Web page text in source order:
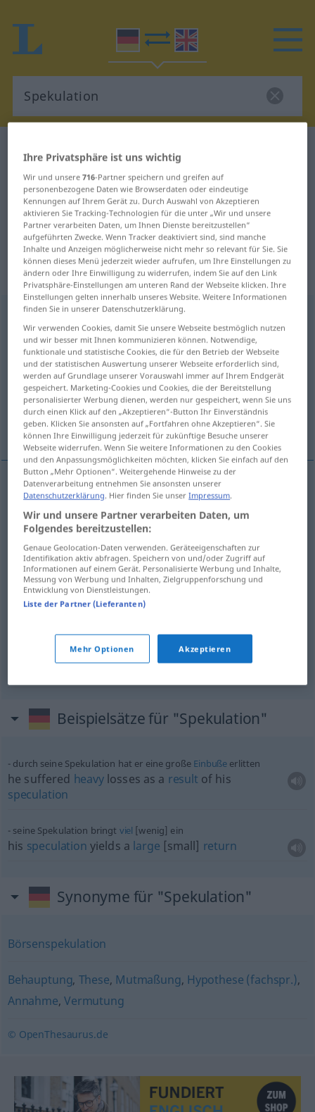
Deutsch-Englisch Übersetzung für
"Spekulation"
"Spekulation" Englisch Übersetzung
„Spekulation“: Femininum
Spekulation [ʃpekulaˈtsɪ̆oːn]f <Spekulation
Übersicht aller Übersetzungen
(Für mehr Details die Übersetzung anklicken/antippen)
speculation speculation
speculation
speculation SpekulationMutmaßung
speculation Spekulation WIRTSCH besonders an
der Börse
speculation Spekulation PHIL
Beispielsätze für "Spekulation"
durch seine Spekulation hat er eine große Einbuße erlitten
he suffered heavylosses as a result of his
speculation
seine Spekulation bringt viel [wenig] ein
his speculation yields a large [small] return
Synonyme für "Spekulation"
Börsenspekulation
Behauptung, These, Mutmaßung, Hypothese (fachspr.),
Annahme,Vermutung
© OpenThesaurus.de
Ihre Privatsphäre ist uns wichtig
Wir und unsere716-Partner speichern und greifen auf
personenbezogene Daten wie Browserdaten oder eindeutige
Kennungen auf Ihrem Gerät zu. Durch Auswahl von Akzeptieren
aktivieren Sie Tracking-Technologien für die unter „Wir und unsere
Partner verarbeiten Daten, um Ihnen Dienste bereitzustellen“
aufgeführten Zwecke. Wenn Tracker deaktiviert sind, sind manche
Inhalte und Anzeigen möglicherweise nicht mehr so relevant für Sie. Sie
können dieses Menü jederzeit wieder aufrufen, um Ihre Einstellungen zu
ändern oder Ihre Einwilligung zu widerrufen, indem Sie auf den Link
Privatsphäre-Einstellungen am unteren Rand der Webseite klicken. Ihre
Einstellungen gelten innerhalb unseres Website. Weitere Informationen
finden Sie in unserer Datenschutzerklärung.
Wir verwenden Cookies, damit Sie unsere Webseite bestmöglich nutzen
und wir besser mit Ihnen kommunizieren können. Notwendige,
funktionale und statistische Cookies, die für den Betrieb der Webseite
und der statistischen Auswertung unserer Webseite erforderlich sind,
werden auf Grundlage unserer Vorauswahl immer auf Ihrem Endgerät
gespeichert. Marketing-Cookies und Cookies, die der Bereitstellung
personalisierter Werbung dienen, werden nur gespeichert, wenn Sie uns
durch einen Klick auf den „Akzeptieren“-Button Ihr Einverständnis
geben. Klicken Sie ansonsten auf „Fortfahren ohne Akzeptieren“. Sie
können Ihre Einwilligung jederzeit für zukünftige Besuche unserer
Webseite widerrufen. Wenn Sie weitere Informationen zu den Cookies
und den Anpassungsmöglichkeiten möchten, klicken Sie einfach auf den
Button „Mehr Optionen“. Weitergehende Hinweise zu der
Datenverarbeitung entnehmen Sie ansonsten unserer
Datenschutzerklärung. Hier finden Sie unserImpressum.
Wir und unsere Partner verarbeiten Daten, um
Folgendes bereitzustellen:
Genaue Geolocation-Daten verwenden. Geräteeigenschaften zur
Identifikation aktiv abfragen. Speichern von und/oder Zugriff auf
Informationen auf einem Gerät. Personalisierte Werbung und Inhalte,
Messung von Werbung und Inhalten, Zielgruppenforschung und
Entwicklung von Dienstleistungen.
Liste der Partner (Lieferanten)
Mehr Optionen Akzeptieren